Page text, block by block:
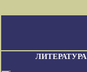
ЛИТЕРАТУРА